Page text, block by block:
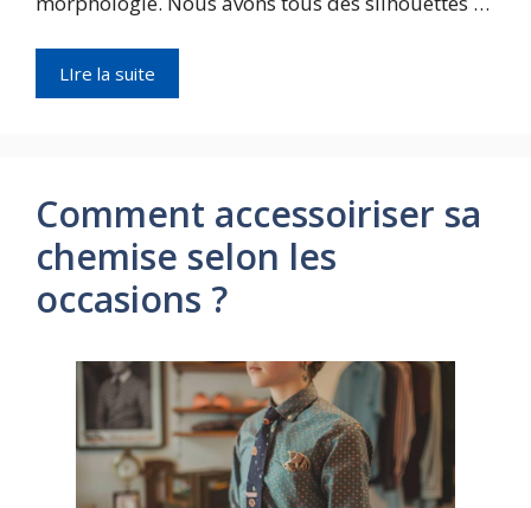
LIre la suite
Comment accessoiriser sa
chemise selon les
occasions ?